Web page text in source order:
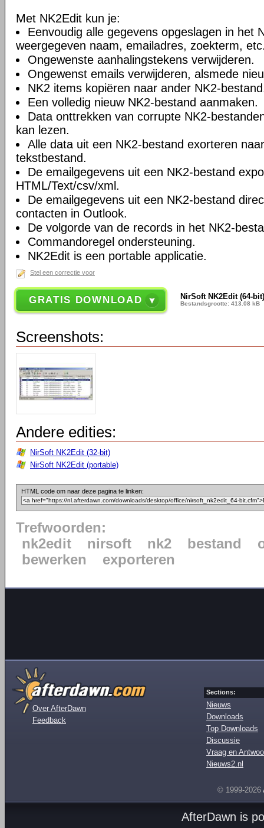
Met NK2Edit kun je:
Eenvoudig alle gegevens opgeslagen in het
weergegeven naam, emailadres, zoekterm,
Ongewenste aanhalingstekens verwijderen.
Ongewenst emails verwijderen, alsmede
NK2 items kopiëren naar ander NK2-
Een volledig nieuw NK2-bestand aanmaken.
Data onttrekken van corrupte NK2-
kan lezen.
Alle data uit een NK2-bestand exorteren
tekstbestand.
De emailgegevens uit een NK2-bestand
HTML/Text/csv/xml.
De emailgegevens uit een NK2-bestand
contacten in Outlook.
De volgorde van de records in het NK2-
Commandoregel ondersteuning.
NK2Edit is een portable applicatie.
Stel een correctie voor
GRATIS DOWNLOAD NirSoft NK2Edit (64-
Bestandsgrootte: 413.08 kB
Screenshots:
Andere edities:
NirSoft NK2Edit (32-bit)
NirSoft NK2Edit (portable)
HTML code om naar deze pagina te linken:
Trefwoorden:
nk2edit
nirsoft nk2 bestand
bewerken
exporteren
Over AfterDawn
Feedback
Sections:
Nieuws
Downloads
Top Downloads
Discussie
Vraag en
Nieuws2.nl
© 1999-2026
AfterDawn is